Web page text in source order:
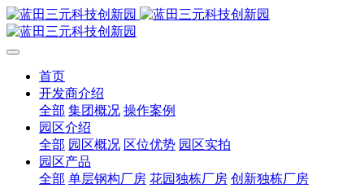
首页
开发商介绍
全部 集团概况 操作案例
园区介绍
全部 园区概况 区位优势 园区实拍
园区产品
全部 单层钢构厂房 花园独栋厂房 创新独栋厂房